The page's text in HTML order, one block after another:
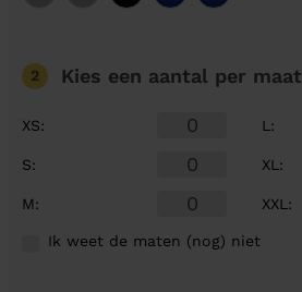
2 Kies een aantal per maat
XS:
S:
M:
L :
XL :
XXL :
Ik weet de maten (nog) niet